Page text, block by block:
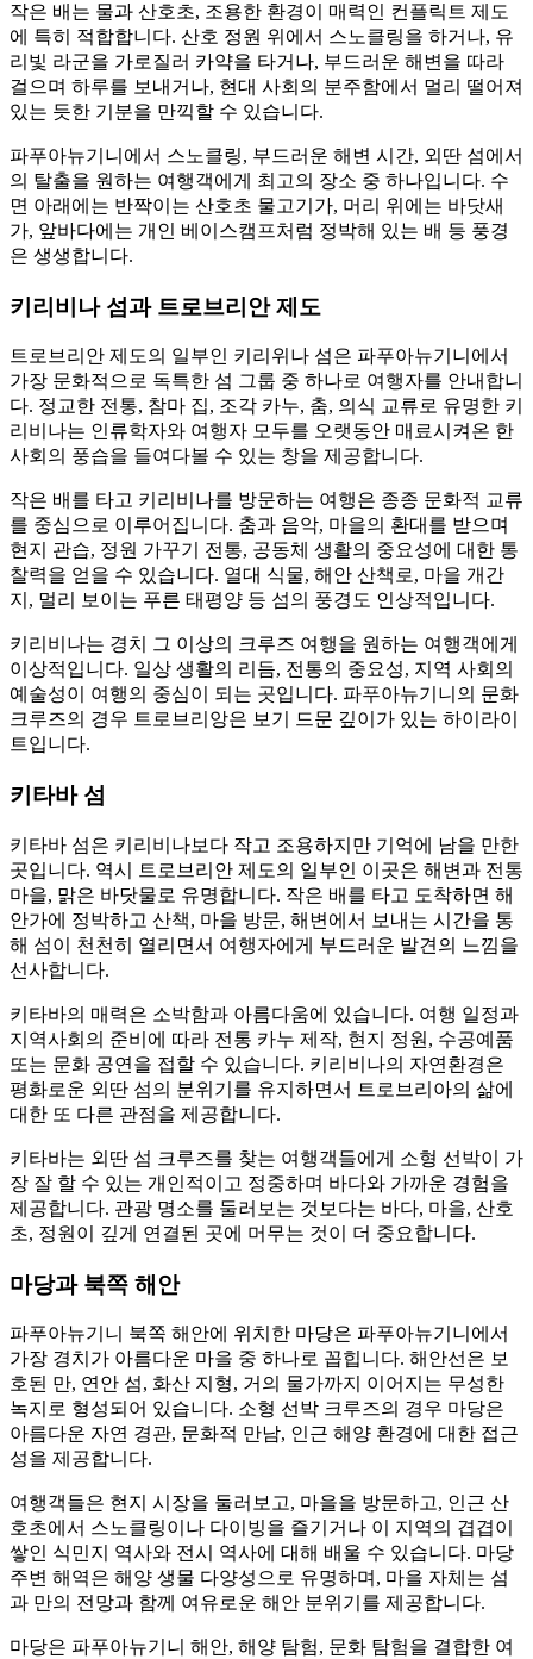
작은 배는 물과 산호초, 조용한 환경이 매력인 컨플릭트 제도
에 특히 적합합니다. 산호 정원 위에서 스노클링을 하거나, 유
리빛 라군을 가로질러 카약을 타거나, 부드러운 해변을 따라
걸으며 하루를 보내거나, 현대 사회의 분주함에서 멀리 떨어져
있는 듯한 기분을 만끽할 수 있습니다.
파푸아뉴기니에서 스노클링, 부드러운 해변 시간, 외딴 섬에서
의 탈출을 원하는 여행객에게 최고의 장소 중 하나입니다. 수
면 아래에는 반짝이는 산호초 물고기가, 머리 위에는 바닷새
가, 앞바다에는 개인 베이스캠프처럼 정박해 있는 배 등 풍경
은 생생합니다.
키리비나 섬과 트로브리안 제도
트로브리안 제도의 일부인 키리위나 섬은 파푸아뉴기니에서
가장 문화적으로 독특한 섬 그룹 중 하나로 여행자를 안내합니
다. 정교한 전통, 참마 집, 조각 카누, 춤, 의식 교류로 유명한 키
리비나는 인류학자와 여행자 모두를 오랫동안 매료시켜온 한
사회의 풍습을 들여다볼 수 있는 창을 제공합니다.
작은 배를 타고 키리비나를 방문하는 여행은 종종 문화적 교류
를 중심으로 이루어집니다. 춤과 음악, 마을의 환대를 받으며
현지 관습, 정원 가꾸기 전통, 공동체 생활의 중요성에 대한 통
찰력을 얻을 수 있습니다. 열대 식물, 해안 산책로, 마을 개간
지, 멀리 보이는 푸른 태평양 등 섬의 풍경도 인상적입니다.
키리비나는 경치 그 이상의 크루즈 여행을 원하는 여행객에게
이상적입니다. 일상 생활의 리듬, 전통의 중요성, 지역 사회의
예술성이 여행의 중심이 되는 곳입니다. 파푸아뉴기니의 문화
크루즈의 경우 트로브리앙은 보기 드문 깊이가 있는 하이라이
트입니다.
키타바 섬
키타바 섬은 키리비나보다 작고 조용하지만 기억에 남을 만한
곳입니다. 역시 트로브리안 제도의 일부인 이곳은 해변과 전통
마을, 맑은 바닷물로 유명합니다. 작은 배를 타고 도착하면 해
안가에 정박하고 산책, 마을 방문, 해변에서 보내는 시간을 통
해 섬이 천천히 열리면서 여행자에게 부드러운 발견의 느낌을
선사합니다.
키타바의 매력은 소박함과 아름다움에 있습니다. 여행 일정과
지역사회의 준비에 따라 전통 카누 제작, 현지 정원, 수공예품
또는 문화 공연을 접할 수 있습니다. 키리비나의 자연환경은
평화로운 외딴 섬의 분위기를 유지하면서 트로브리아의 삶에
대한 또 다른 관점을 제공합니다.
키타바는 외딴 섬 크루즈를 찾는 여행객들에게 소형 선박이 가
장 잘 할 수 있는 개인적이고 정중하며 바다와 가까운 경험을
제공합니다. 관광 명소를 둘러보는 것보다는 바다, 마을, 산호
초, 정원이 깊게 연결된 곳에 머무는 것이 더 중요합니다.
마당과 북쪽 해안
파푸아뉴기니 북쪽 해안에 위치한 마당은 파푸아뉴기니에서
가장 경치가 아름다운 마을 중 하나로 꼽힙니다. 해안선은 보
호된 만, 연안 섬, 화산 지형, 거의 물가까지 이어지는 무성한
녹지로 형성되어 있습니다. 소형 선박 크루즈의 경우 마당은
아름다운 자연 경관, 문화적 만남, 인근 해양 환경에 대한 접근
성을 제공합니다.
여행객들은 현지 시장을 둘러보고, 마을을 방문하고, 인근 산
호초에서 스노클링이나 다이빙을 즐기거나 이 지역의 겹겹이
쌓인 식민지 역사와 전시 역사에 대해 배울 수 있습니다. 마당
주변 해역은 해양 생물 다양성으로 유명하며, 마을 자체는 섬
과 만의 전망과 함께 여유로운 해안 분위기를 제공합니다.
마당은 파푸아뉴기니 해안, 해양 탐험, 문화 탐험을 결합한 여